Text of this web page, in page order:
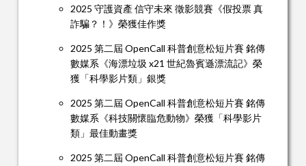
2025 守護資產 信守未來 徵影競賽《假投票 真
詐騙？！》榮獲佳作獎
2025 第二屆 OpenCall 科普創意松短片賽 銘傳
數媒系《海漂垃圾 x21 世紀魯賓遜漂流記》榮
獲「科學影片類」銀獎
2025 第二屆 OpenCall 科普創意松短片賽 銘傳
數媒系《科技關懷臨危動物》榮獲「科學影片
類」最佳動畫獎
2025 第二屆 OpenCall 科普創意松短片賽 銘傳